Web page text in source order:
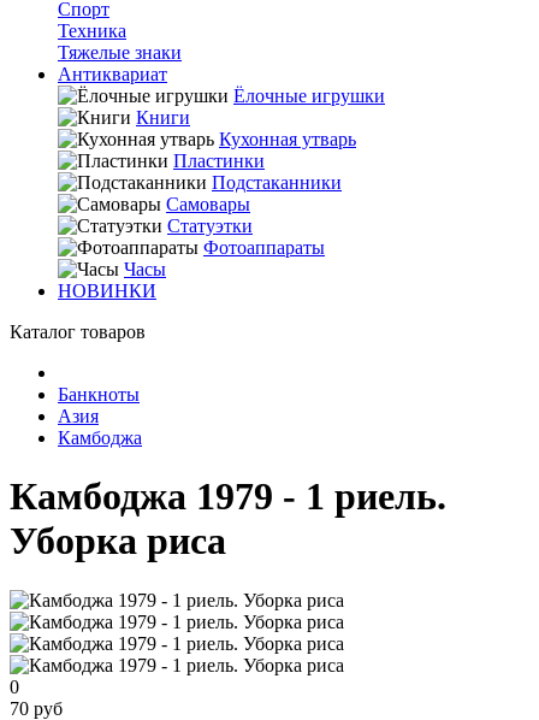
Спорт
Техника
Тяжелые знаки
Антиквариат
Ёлочные игрушки
Книги
Кухонная утварь
Пластинки
Подстаканники
Самовары
Статуэтки
Фотоаппараты
Часы
НОВИНКИ
Каталог товаров
Банкноты
Азия
Камбоджа
Камбоджа 1979 - 1 риель.
Уборка риса
0
70 руб